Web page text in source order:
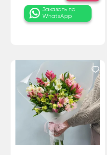
Заказать по
WhatsApp